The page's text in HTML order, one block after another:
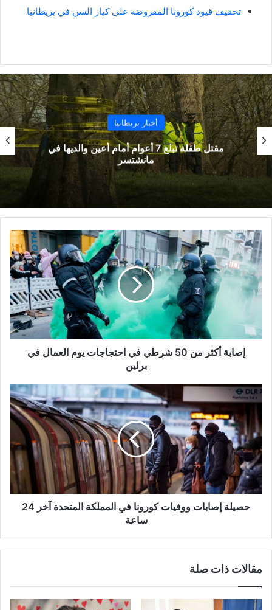
تخفيف قيود كورونا المفروضة على كبار السن في بريطانيا
أخبار بريطانيا
مقتل طفلة تبلغ 7 أعوام أمام أعين والديها في
مانشتسر
إصابة
أكثر
من
50
شرطي
في
يوم
العمال
إصابة أكثر من 50 شرطي في احتجاجات يوم العمال في
برلين
حصيلة
إصابات
ووفيات
كورونا
في
المملكة
المتحدة
آخر
24
ساعة
حصيلة إصابات ووفيات كورونا في المملكة المتحدة آخر 24
ساعة
مقالات ذات صلة